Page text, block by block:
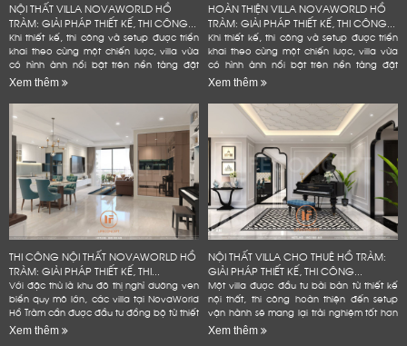
NỘI THẤT VILLA NOVAWORLD HỒ
TRÀM: GIẢI PHÁP THIẾT KẾ, THI CÔNG...
Khi thiết kế, thi công và setup được triển
khai theo cùng một chiến lược, villa vừa
có hình ảnh nổi bật trên nền tảng đặt
phòng, vừa bền hơn trong quá trình vận
Xem thêm
HOÀN THIỆN VILLA NOVAWORLD HỒ
TRÀM: GIẢI PHÁP THIẾT KẾ, THI CÔNG...
Khi thiết kế, thi công và setup được triển
khai theo cùng một chiến lược, villa vừa
có hình ảnh nổi bật trên nền tảng đặt
phòng, vừa bền hơn trong quá trình vận
Xem thêm
THI CÔNG NỘI THẤT NOVAWORLD HỒ
TRÀM: GIẢI PHÁP THIẾT KẾ, THI...
Với đặc thù là khu đô thị nghỉ dưỡng ven
biển quy mô lớn, các villa tại NovaWorld
Hồ Tràm cần được đầu tư đồng bộ từ thiết
kế nội thất, thi công hoàn thiện đến
setup...
Xem thêm
NỘI THẤT VILLA CHO THUÊ HỒ TRÀM:
GIẢI PHÁP THIẾT KẾ, THI CÔNG...
Một villa được đầu tư bài bản từ thiết kế
nội thất, thi công hoàn thiện đến setup
vận hành sẽ mang lại trải nghiệm tốt hơn
cho khách lưu trú, đồng thời giúp chủ đầu
tư...
Xem thêm